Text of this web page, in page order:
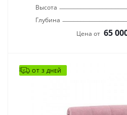
Высота
Глубина
Цена от 65
ОТ 3 ДНЕЙ